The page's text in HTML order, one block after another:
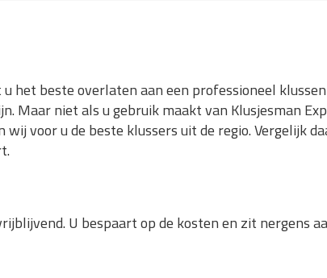
het beste overlaten aan een professioneel
Maar niet als u gebruik maakt van Klusjesman
voor u de beste klussers uit de regio. Vergelijk
U bespaart op de kosten en zit nergens